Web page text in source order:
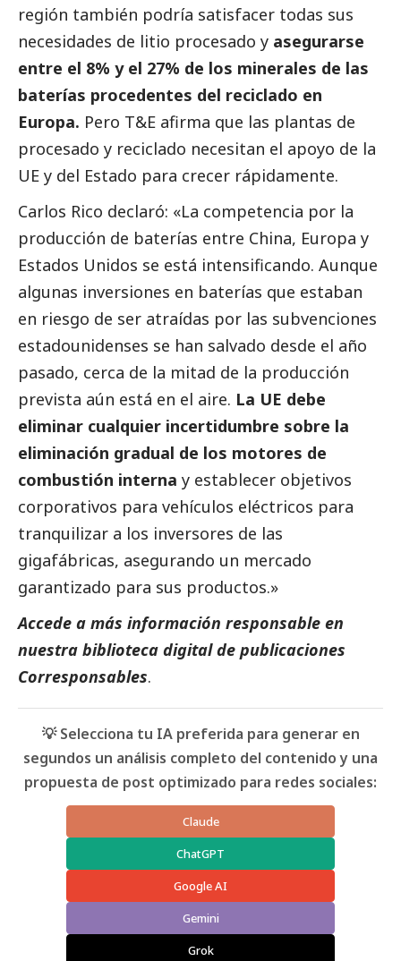
región también podría satisfacer todas sus
necesidades de litio procesado y asegurarse
entre el 8% y el 27% de los minerales de las
baterías procedentes del reciclado en
Europa. Pero T&E afirma que las plantas de
procesado y reciclado necesitan el apoyo de la
UE y del Estado para crecer rápidamente.
Carlos Rico declaró: «La competencia por la
producción de baterías entre China, Europa y
Estados Unidos se está intensificando. Aunque
algunas inversiones en baterías que estaban
en riesgo de ser atraídas por las subvenciones
estadounidenses se han salvado desde el año
pasado, cerca de la mitad de la producción
prevista aún está en el aire. La UE debe
eliminar cualquier incertidumbre sobre la
eliminación gradual de los motores de
combustión interna y establecer objetivos
corporativos para vehículos eléctricos para
tranquilizar a los inversores de las
gigafábricas, asegurando un mercado
garantizado para sus productos.»
Accede a más información responsable en
nuestra biblioteca digital de publicaciones
Corresponsables.
💡 Selecciona tu IA preferida para generar en
segundos un análisis completo del contenido y una
propuesta de post optimizado para redes sociales:
Claude
ChatGPT
Google AI
Gemini
Grok